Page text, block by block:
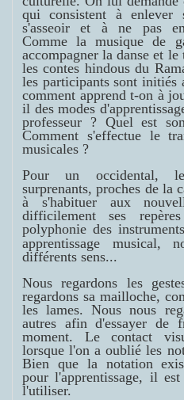
qui consistent à enlever
s'asseoir et à ne pas
Comme la musique de
accompagner la danse et le
les contes hindous du
les participants sont initiés
comment apprend t-on à
il des modes
professeur ? Quel est
Comment s'effectue le
musicales ?
Pour un occidental,
surprenants, proches de la
à s'habituer aux
difficilement ses
polyphonie des
apprentissage musical,
différents sens...
Nous regardons les
regardons sa mailloche,
les lames. Nous nous
autres afin d'essayer de
moment. Le contact
lorsque l'on a oublié les
Bien que la notation
pour l'apprentissage, il
l'utiliser.